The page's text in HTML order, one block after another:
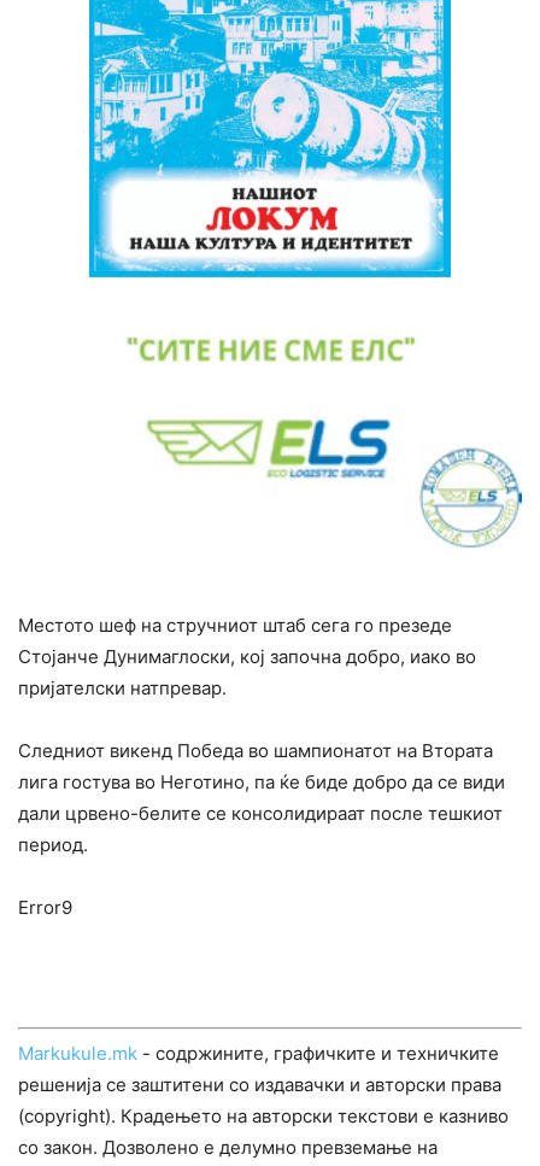
Местото шеф на стручниот штаб сега го презеде
Стојанче Дунимаглоски, кој започна добро, иако во
пријателски натпревар.
Следниот викенд Победа во шампионатот на Втората
лига гостува во Неготино, па ќе биде добро да се види
дали црвено-белите се консолидираат после тешкиот
период.
Error9
Markukule.mk - содржините, графичките и техничките
решенија се заштитени со издавачки и авторски права
(copyright). Крадењето на авторски текстови е казниво
со закон. Дозволено е делумно превземање на